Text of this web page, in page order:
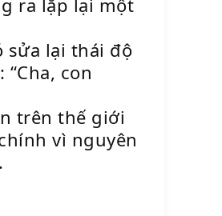
ra lặp lại một
sửa lại thái độ
con
trên thế giới
vì nguyên